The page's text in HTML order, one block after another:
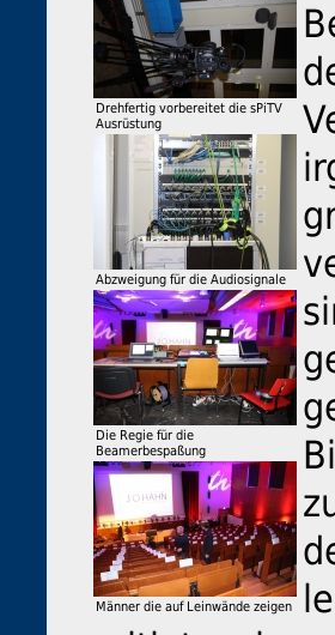
Drehfertig vorbereitet die sPiTV
Ausrüstung
Abzweigung für die Audiosignale
Die Regie für die
Beamerbespaßung
Männer die auf Leinwände zeigen